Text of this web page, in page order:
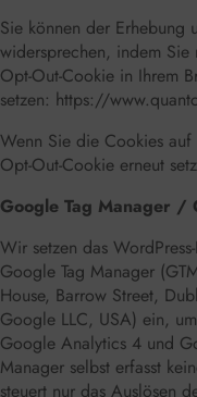
Sie können der Erhebung
widersprechen, indem
Opt-Out-Cookie in Ihrem
setzen: https://
Wenn Sie die Cookies auf
Opt-Out-Cookie erneut
Google Tag Manager /
Wir setzen das
Google Tag Manager
House, Barrow Street,
Google LLC, USA) ein,
Google Analytics 4 und
Manager selbst erfasst
steuert nur das Auslösen